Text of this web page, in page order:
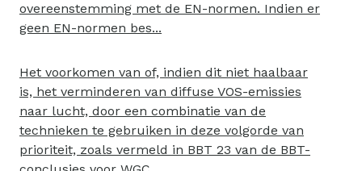
overeenstemming met de EN-normen. Indien er
geen EN-normen bes...
Het voorkomen van of, indien dit niet haalbaar
is, het verminderen van diffuse VOS-emissies
naar lucht, door een combinatie van de
technieken te gebruiken in deze volgorde van
prioriteit, zoals vermeld in BBT 23 van de BBT-